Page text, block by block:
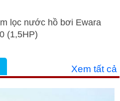
lọc nước hồ bơi Ewara
(1,5HP)
Xem tất cả